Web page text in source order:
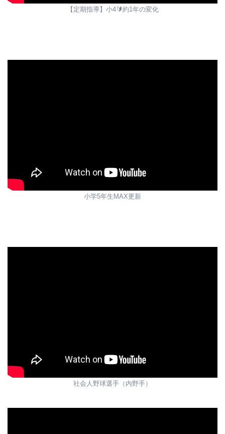
【定期指導】小4🔰約1年の変化
小学5年生MAX更新
社会人野球選手（内野手）